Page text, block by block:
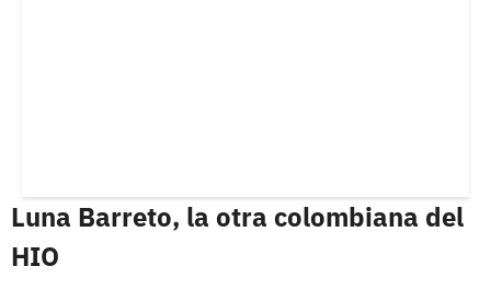
Luna Barreto, la otra colombiana del
HIO